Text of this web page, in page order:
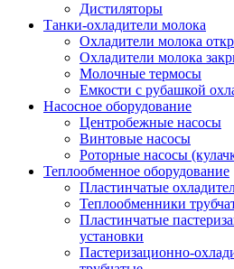
Дистиляторы
Танки-охладители молока
Охладители молока
Охладители молока
Молочные термосы
Емкости с рубашкой
Насосное оборудование
Центробежные насосы
Винтовые насосы
Роторные насосы
Теплообменное оборудование
Пластинчатые
Теплообменники
Пластинчатые
установки
Пастеризационно-